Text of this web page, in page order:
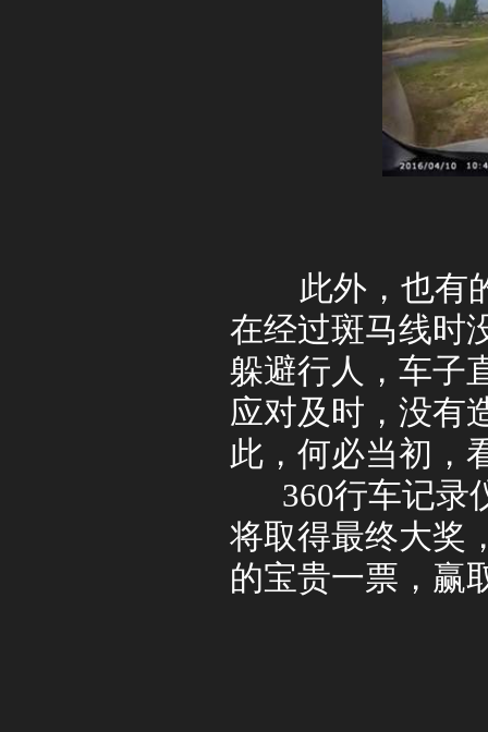
此外，也有的
在经过斑马线时
躲避行人，车子
应对及时，没有
此，何必当初，
360行车记录
将取得最终大奖
的宝贵一票，赢